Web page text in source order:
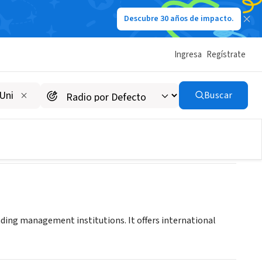
Descubre 30 años de impacto.
Ingresa Regístrate
Buscar
management institutions. It offers international